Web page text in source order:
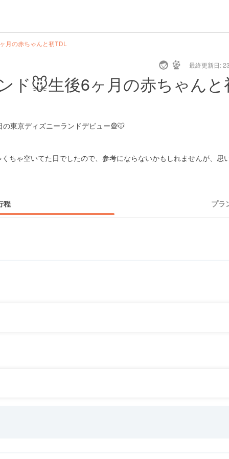
月の赤ちゃんと初TDL
最終更新日:
ド🐭生後6ヶ月の赤ちゃんと
東京ディズニーランドデビュー🎡🐭
ちゃ空いてた日でしたので、参考にならないかもしれませんが、思
程 プラ